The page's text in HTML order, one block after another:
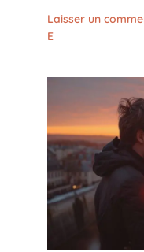
Laisser un
E